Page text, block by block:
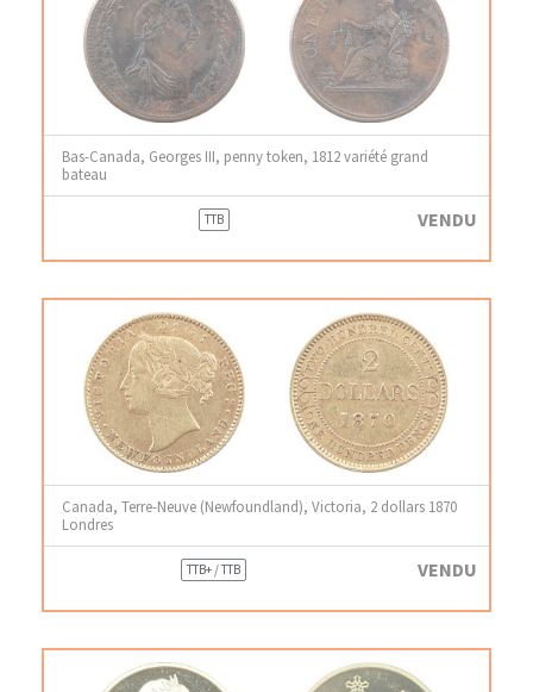
Bas-Canada, Georges III, penny token, 1812 variété grand
bateau
TTB VENDU
Canada, Terre-Neuve (Newfoundland), Victoria, 2 dollars 1870
Londres
TTB+ / TTB VENDU